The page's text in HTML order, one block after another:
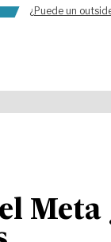
¿Puede un